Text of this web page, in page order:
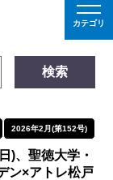
カテゴリ
検索
2026年2月(第152号)
)、聖徳大学・
ン×アトレ松戸